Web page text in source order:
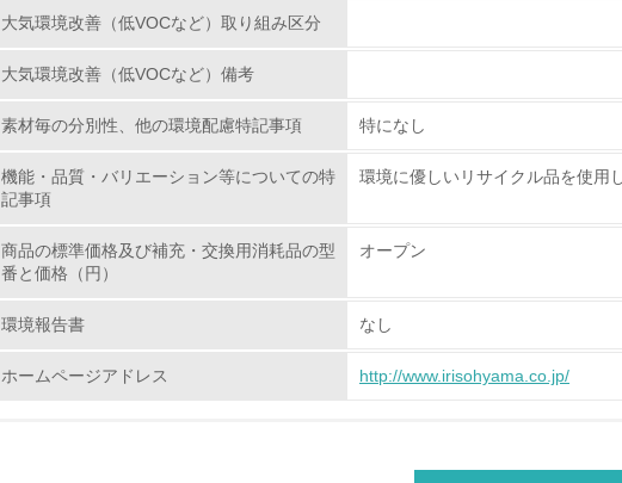
包装・物流
15.
16. <L2> 環境負荷ができるだけ小さい物流を行っている
大気環境改善（低VOCなど）取り組み区分
大気環境改善（低VOCなど）備考
素材毎の分別性、他の環境配慮特記事項 特になし
機能・品質・バリエーション等についての特
記事項
環境に優しいリサイクル品を使用
商品の標準価格及び補充・交換用消耗品の型
番と価格（円）
オープン
環境報告書 なし
ホームページアドレス http://www.irisohyama.co.jp/